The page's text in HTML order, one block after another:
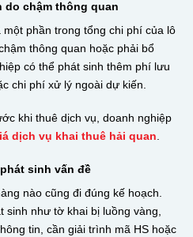
do chậm thông quan
phần trong tổng chi phí của lô
thông quan hoặc phải bổ
có thể phát sinh thêm phí lưu
chi phí xử lý ngoài dự kiến.
khi thuê dịch vụ, doanh nghiệp
dịch vụ khai thuê hải quan
sinh vấn đề
nào cũng đi đúng kế hoạch.
như tờ khai bị luồng vàng,
tin, cần giải trình mã HS hoặc